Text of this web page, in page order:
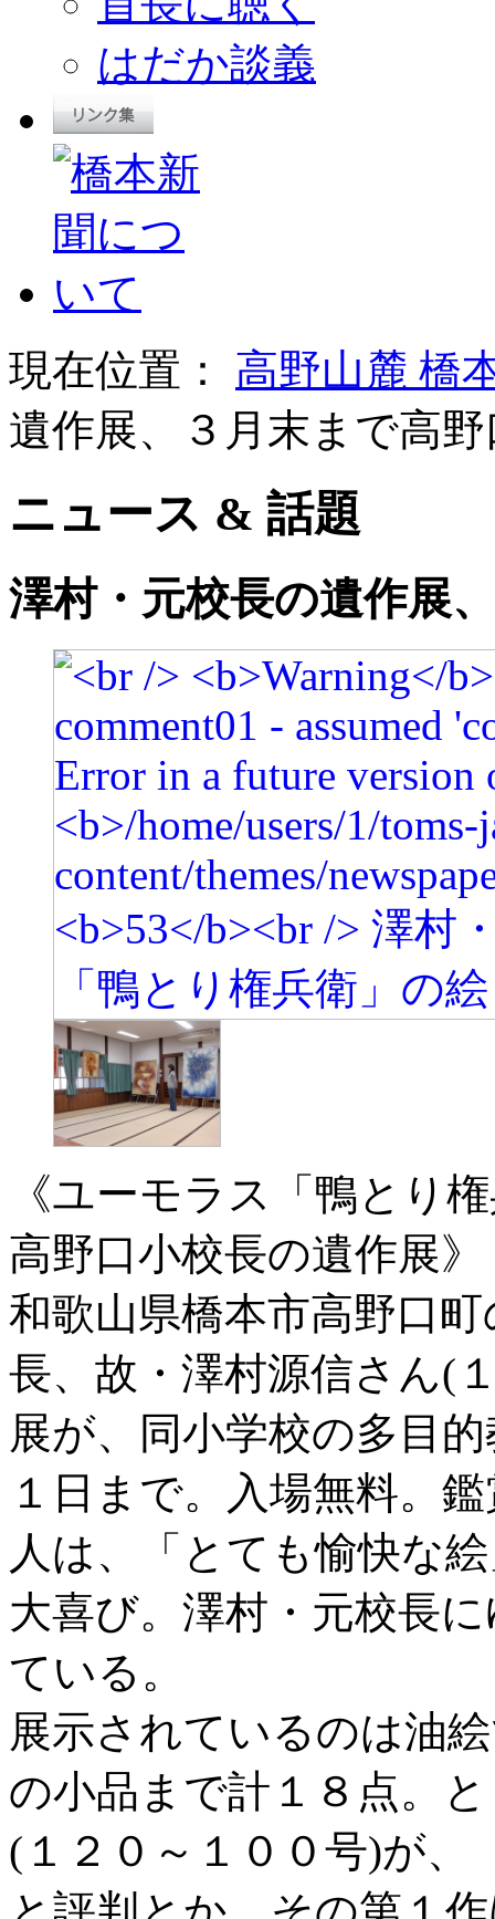
はだか談義
現在位置： 高野山麓 橋
遺作展、３月末まで高
ニュース & 話題
澤村・元校長の遺作展
《ユーモラス「鴨とり
高野口小校長の遺作展》
和歌山県橋本市高野口
長、故・澤村源信さん(
展が、同小学校の多目
１日まで。入場無料。
人は、「とても愉快な
大喜び。澤村・元校長
ている。
展示されているのは油
の小品まで計１８点。
(１２０～１００号)が、